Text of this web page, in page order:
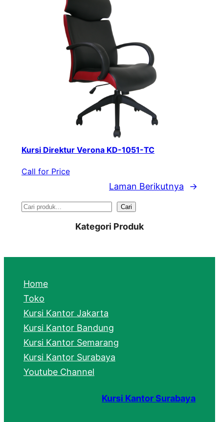
Kursi Direktur Verona KD-1051-TC
Call for Price
Laman Berikutnya →
S
r
h
Cari
Kategori Produk
Home
Toko
Kursi Kantor Jakarta
Kursi Kantor Bandung
Kursi Kantor Semarang
Kursi Kantor Surabaya
Youtube Channel
Kursi Kantor Surabaya